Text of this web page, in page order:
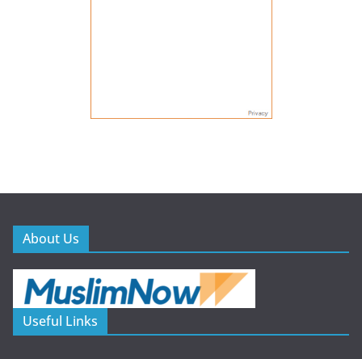
About Us
Useful Links